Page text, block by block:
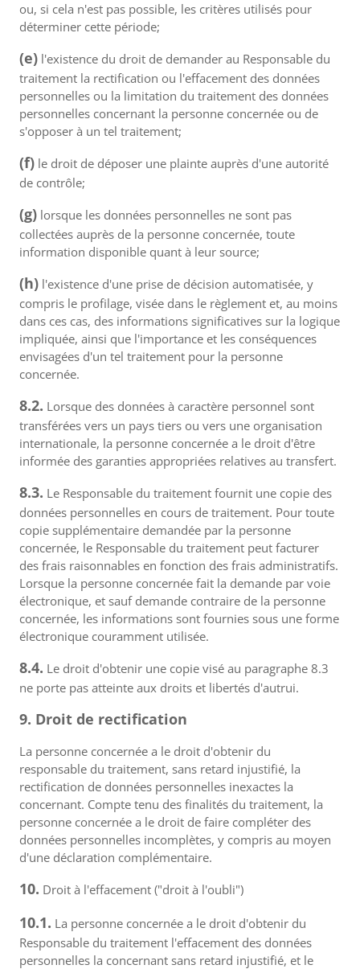
ou, si cela n'est pas possible, les critères utilisés pour
déterminer cette période;
(e) l'existence du droit de demander au Responsable du
traitement la rectification ou l'effacement des données
personnelles ou la limitation du traitement des données
personnelles concernant la personne concernée ou de
s'opposer à un tel traitement;
(f) le droit de déposer une plainte auprès d'une autorité
de contrôle;
(g) lorsque les données personnelles ne sont pas
collectées auprès de la personne concernée, toute
information disponible quant à leur source;
(h) l'existence d'une prise de décision automatisée, y
compris le profilage, visée dans le règlement et, au moins
dans ces cas, des informations significatives sur la logique
impliquée, ainsi que l'importance et les conséquences
envisagées d'un tel traitement pour la personne
concernée.
8.2. Lorsque des données à caractère personnel sont
transférées vers un pays tiers ou vers une organisation
internationale, la personne concernée a le droit d'être
informée des garanties appropriées relatives au transfert.
8.3. Le Responsable du traitement fournit une copie des
données personnelles en cours de traitement. Pour toute
copie supplémentaire demandée par la personne
concernée, le Responsable du traitement peut facturer
des frais raisonnables en fonction des frais administratifs.
Lorsque la personne concernée fait la demande par voie
électronique, et sauf demande contraire de la personne
concernée, les informations sont fournies sous une forme
électronique couramment utilisée.
8.4. Le droit d'obtenir une copie visé au paragraphe 8.3
ne porte pas atteinte aux droits et libertés d'autrui.
9. Droit de rectification
La personne concernée a le droit d'obtenir du
responsable du traitement, sans retard injustifié, la
rectification de données personnelles inexactes la
concernant. Compte tenu des finalités du traitement, la
personne concernée a le droit de faire compléter des
données personnelles incomplètes, y compris au moyen
d'une déclaration complémentaire.
10. Droit à l'effacement ("droit à l'oubli")
10.1. La personne concernée a le droit d'obtenir du
Responsable du traitement l'effacement des données
personnelles la concernant sans retard injustifié, et le